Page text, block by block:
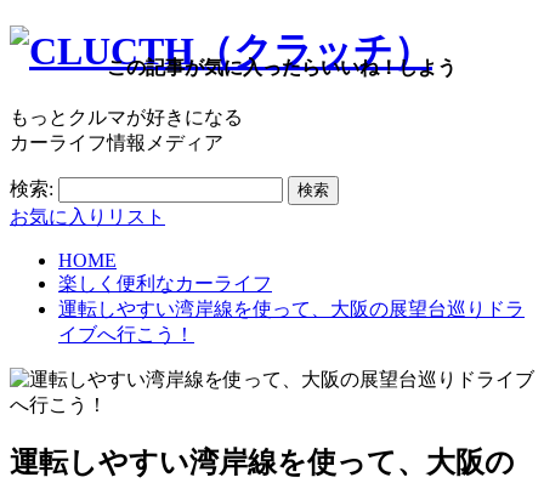
もっとクルマが好きになる
カーライフ情報メディア
検索:
お気に入りリスト
HOME
楽しく便利なカーライフ
運転しやすい湾岸線を使って、大阪の展望台巡りドラ
イブへ行こう！
運転しやすい湾岸線を使って、大阪の
この記事が気に入ったらいいね！しよう